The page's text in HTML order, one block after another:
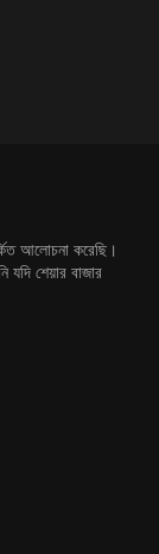
আলোচনা করেছি।
যদি শেয়ার বাজার